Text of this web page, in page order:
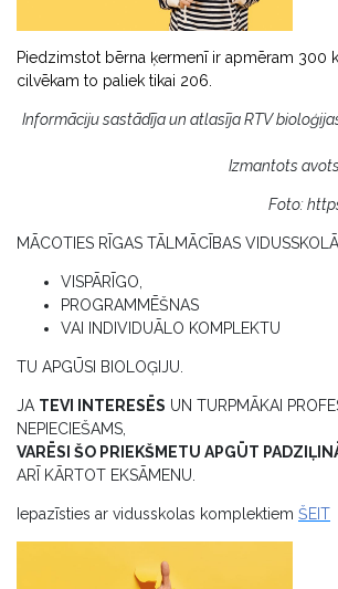
Piedzimstot bērna ķermenī ir apmēram 300
cilvēkam to paliek tikai 206.
Informāciju sastādīja un atlasīja RTV
Izmantots
Foto:
MĀCOTIES RĪGAS TĀLMĀCĪBAS
VISPĀRĪGO,
PROGRAMMĒŠNAS
VAI INDIVIDUĀLO KOMPLEKTU
TU APGŪSI BIOLOĢIJU.
JA TEVI INTERESĒS UN TURPMĀKAI
NEPIECIEŠAMS,
VARĒSI ŠO PRIEKŠMETU APGŪT
ARĪ KĀRTOT EKSĀMENU.
Iepazīsties ar vidusskolas komplektiem ŠEIT